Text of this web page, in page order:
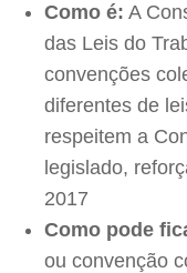
Como é: A
das Leis do
convenções
diferentes de
respeitem a
legislado,
2017
Como pode
ou convenção